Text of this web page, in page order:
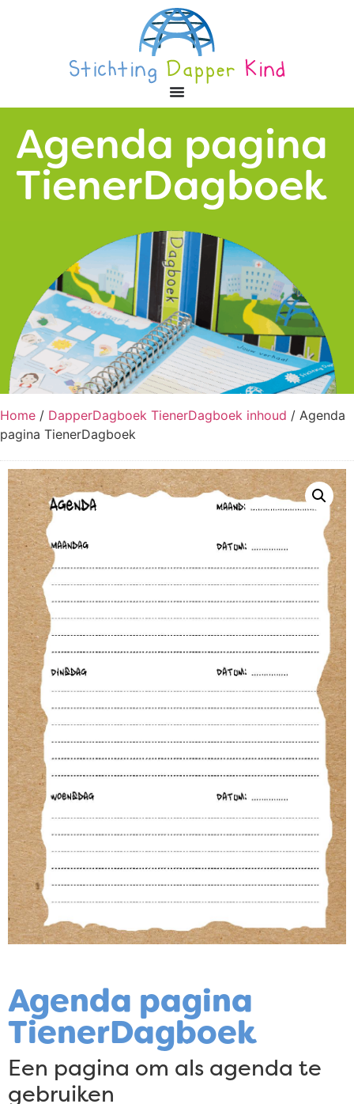
Agenda pagina
TienerDagboek
Home / DapperDagboek TienerDagboek inhoud / Agenda
pagina TienerDagboek
Agenda pagina
TienerDagboek
Een pagina om als agenda te
gebruiken